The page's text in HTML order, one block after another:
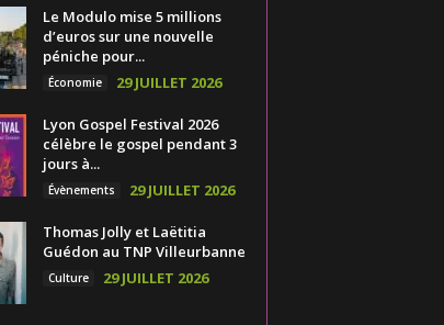
Le Modulo mise 5 millions
d’euros sur une nouvelle
péniche pour...
Économie 29 JUILLET 2026
Lyon Gospel Festival 2026
célèbre le gospel pendant 3
jours à...
Évènements 29 JUILLET 2026
Thomas Jolly et Laëtitia
Guédon au TNP Villeurbanne
Culture 29 JUILLET 2026